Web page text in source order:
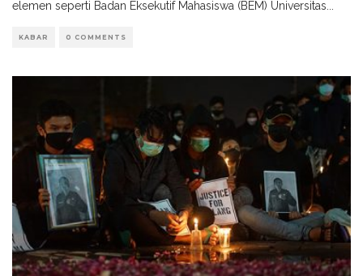
elemen seperti Badan Eksekutif Mahasiswa (BEM) Universitas
KABAR 0 COMMENTS